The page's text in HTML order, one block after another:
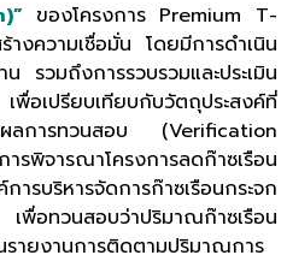
ของโครงการ Premium T-
งความเชื่อมั่น โดยมีการดำเนิน
รวมถึงการรวบรวมและประเมิน
อเปรียบเทียบกับวัตถุประสงค์ที่
ลการทวนสอบ (Verification
จารณาโครงการลดก๊าซเรือน
รบริหารจัดการก๊าซเรือนกระจก
พื่อทวนสอบว่าปริมาณก๊าซเรือน
รายงานการติดตามปริมาณการ